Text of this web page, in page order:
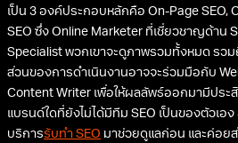
เป็น 3 องค์ประกอบหลักคือ On-Page SEO,
SEO ซึ่ง Online Marketer ที่เชี่ยวชาญด้าน
Specialist พวกเขาจะดูภาพรวมทั้งหมด รวม
ส่วนของการดำเนินงานอาจจะร่วมมือกับ
Content Writer เพื่อให้ผลลัพธ์ออกมามีประ
แบรนด์ใดที่ยังไม่ได้มีทีม SEO เป็นของตัวเอ
บริการรับทำ SEO มาช่วยดูแลก่อน และค่อย